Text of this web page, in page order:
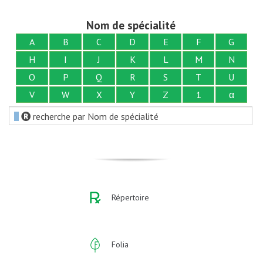
Nom de spécialité
A B C D E F
G
H
I J K L M
N
O
P Q R S T
U
V
W X Y Z 1
α
recherche par Nom de spécialité
Répertoire
Folia